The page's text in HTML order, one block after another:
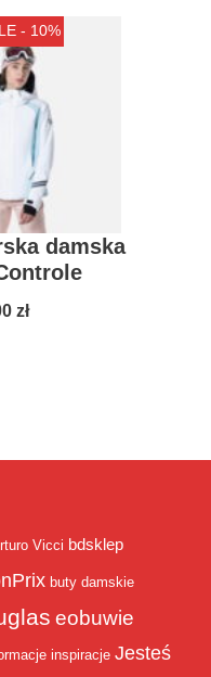
- 10%
damska
zł
Vicci bdsklep
buty damskie
eobuwie
inspiracje Jesteś